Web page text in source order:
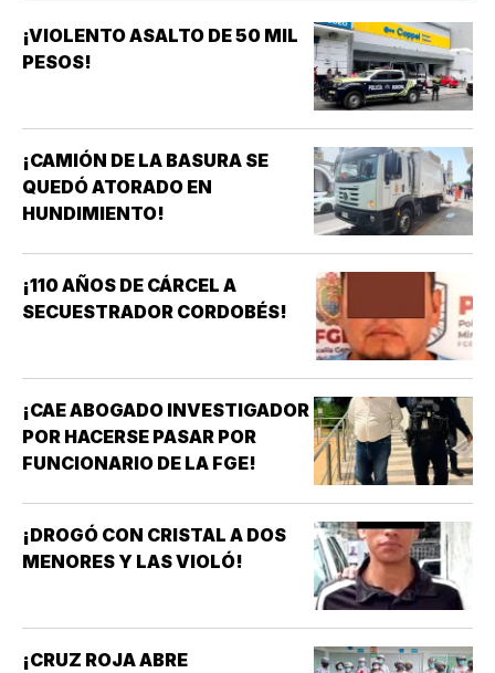
¡VIOLENTO ASALTO DE 50 MIL
PESOS!
¡CAMIÓN DE LA BASURA SE
QUEDÓ ATORADO EN
HUNDIMIENTO!
¡110 AÑOS DE CÁRCEL A
SECUESTRADOR CORDOBÉS!
¡CAE ABOGADO INVESTIGADOR
POR HACERSE PASAR POR
FUNCIONARIO DE LA FGE!
¡DROGÓ CON CRISTAL A DOS
MENORES Y LAS VIOLÓ!
¡CRUZ ROJA ABRE